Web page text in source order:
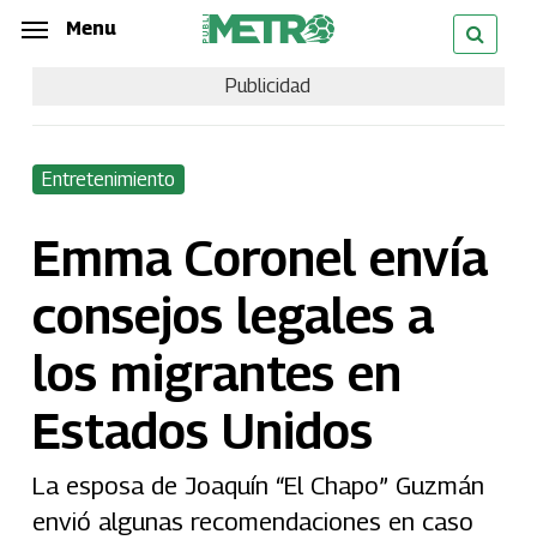
Skip
content
Menu
Publicidad
Entretenimiento
Emma Coronel envía
consejos legales a
los migrantes en
Estados Unidos
La esposa de Joaquín “El Chapo” Guzmán
envió algunas recomendaciones en caso
Menu